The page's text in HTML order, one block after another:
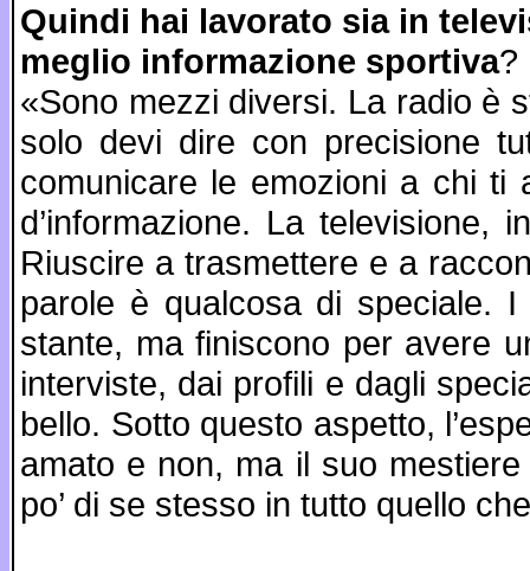
Quindi hai lavorato sia in
meglio informazione sportiva?
«Sono mezzi diversi. La radio è
solo devi dire con precisione
comunicare le emozioni a chi ti
d’informazione. La televisione,
Riuscire a trasmettere e a
parole è qualcosa di speciale.
stante, ma finiscono per avere
interviste, dai profili e dagli
bello. Sotto questo aspetto,
amato e non, ma il suo
po’ di se stesso in tutto quello